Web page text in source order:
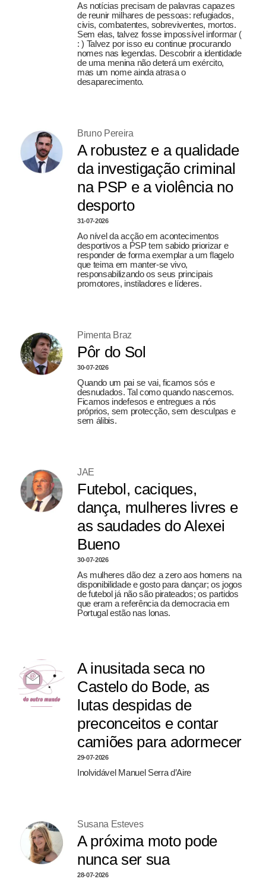
As notícias precisam de palavras capazes
de reunir milhares de pessoas: refugiados,
civis, combatentes, sobreviventes, mortos.
Sem elas, talvez fosse impossível informar (
: ) Talvez por isso eu continue procurando
nomes nas legendas. Descobrir a identidade
de uma menina não deterá um exército,
mas um nome ainda atrasa o
desaparecimento.
Bruno Pereira
A robustez e a qualidade
da investigação criminal
na PSP e a violência no
desporto
31-07-2026
Ao nível da acção em acontecimentos
desportivos a PSP tem sabido priorizar e
responder de forma exemplar a um flagelo
que teima em manter-se vivo,
responsabilizando os seus principais
promotores, instiladores e líderes.
Pimenta Braz
Pôr do Sol
30-07-2026
Quando um pai se vai, ficamos sós e
desnudados. Tal como quando nascemos.
Ficamos indefesos e entregues a nós
próprios, sem protecção, sem desculpas e
sem álibis.
JAE
Futebol, caciques,
dança, mulheres livres e
as saudades do Alexei
Bueno
30-07-2026
As mulheres dão dez a zero aos homens na
disponibilidade e gosto para dançar; os jogos
de futebol já não são pirateados; os partidos
que eram a referência da democracia em
Portugal estão nas lonas.
A inusitada seca no
Castelo do Bode, as
lutas despidas de
preconceitos e contar
camiões para adormecer
29-07-2026
Inolvidável Manuel Serra d’Aire
Susana Esteves
A próxima moto pode
nunca ser sua
28-07-2026